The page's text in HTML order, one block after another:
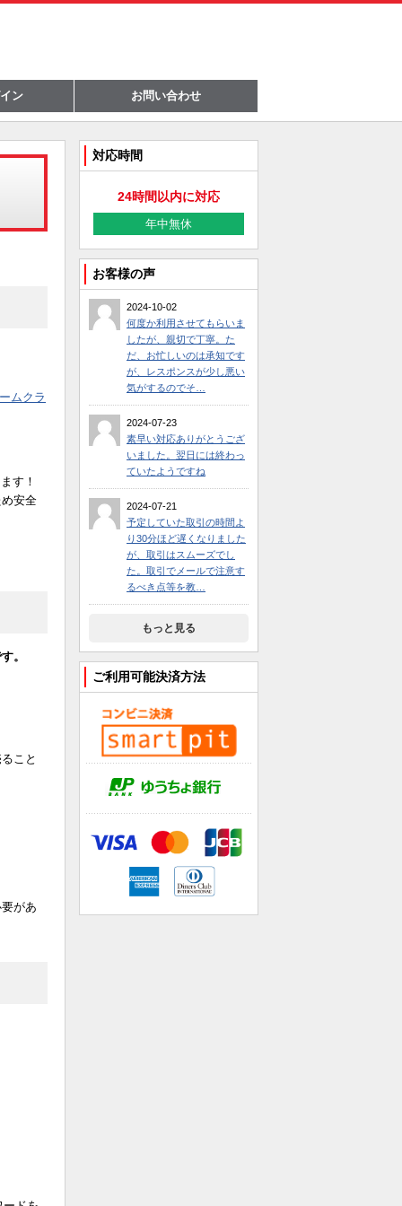
ン お問い合わせ
ムクラ
す！
安全
。
こと
があ
対応時間
24時間以内に対応
年中無休
お客様の声
2024-10-02
何度か利用させてもらいま
したが、親切で丁寧。た
だ、お忙しいのは承知です
が、レスポンスが少し悪い
気がするのでそ…
2024-07-23
素早い対応ありがとうござ
いました。翌日には終わっ
ていたようですね
2024-07-21
予定していた取引の時間よ
り30分ほど遅くなりました
が、取引はスムーズでし
た。取引でメールで注意す
るべき点等を教…
もっと見る
ご利用可能決済方法